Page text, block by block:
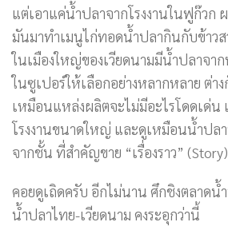
แต่เอาแค่น้ำปลาจากโรงงานในฟูก๊วก
มันมาทำเมนูไก่ทอดน้ำปลากินกับข้าว
ในเมืองใหญ่ของเวียดนามมีน้ำปลาจาก
ในซูเปอร์ให้เลือกอย่างหลากหลาย ต่า
เหมือนแหล่งผลิตจะไม่มีอะไรโดดเด่น
โรงงานขนาดใหญ่ และดูเหมือนน้ำปล
จากชั้น ที่สำคัญขาย “เรื่องราว”
คอยดูเถิดครับ อีกไม่นาน ศึกชิงตลาดน้
น้ำปลาไทย-เวียดนาม คงระอุกว่านี้